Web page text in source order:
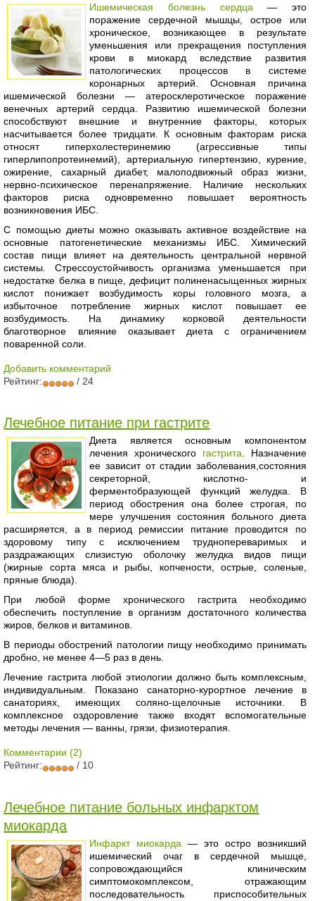
Ишемическая болезнь сердца — это
поражение сердечной мышцы, острое или
хроническое, возникающее в результате
уменьшения или прекращения поступления
крови в миокард вследствие развития
патологических процессов в системе
коронарных артерий. Основная причина
ишемической болезни — атеросклеротическое поражение
венечных артерий сердца. Развитию ишемической болезни
способствуют внешние и внутренние факторы, которых
насчитывается более тридцати. К основным факторам риска
относят гиперхолестеринемию (агрессивные типы
гиперлипопротеинемий), артериальную гипертензию, курение,
ожирение, сахарный диабет, малоподвижный образ жизни,
нервно-психическое перенапряжение. Наличие нескольких
факторов риска одновременно повышает вероятность
возникновения ИБС.
С помощью диеты можно оказывать активное воздействие на
основные патогенетические механизмы ИБС. Химический
состав пищи влияет на деятельность центральной нервной
системы. Стрессоустойчивость организма уменьшается при
недостатке белка в пище, дефицит полиненасыщенных жирных
кислот понижает возбудимость коры головного мозга, а
избыточное потребление жирных кислот повышает ее
возбудимость. На динамику корковой деятельности
благотворное влияние оказывает диета с ограничением
поваренной соли.
Добавить комментарий
Рейтинг:
/ 24
Лечебное питание при гастрите
Диета является основным компонентом
лечения хронического гастрита . Назначение
ее зависит от стадии заболевания,состояния
секреторной, кислотно- и
ферментобразующей функций желудка. В
период обострения она более строгая, по
мере улучшения состояния больного диета
расширяется, а в период ремиссии питание проводится по
здоровому типу с исключением труднопереваримых и
раздражающих слизистую оболочку желудка видов пищи
(жирные сорта мяса и рыбы, копчености, острые, соленые,
пряные блюда).
При любой форме хронического гастрита необходимо
обеспечить поступление в организм достаточного количества
жиров, белков и витаминов.
В периоды обострений патологии пищу необходимо принимать
дробно, не менее 4—5 раз в день.
Лечение гастрита любой этиологии должно быть комплексным,
индивидуальным. Показано санаторно-курортное лечение в
санаториях, имеющих соляно-щелочные источники. В
комплексное оздоровление также входят вспомогательные
методы лечения — ванны, грязи, физиотерапия.
Комментарии (2)
Рейтинг:
/ 10
Лечебное питание больных инфарктом
миокарда
Инфаркт миокарда — это остро возникший
ишемический очаг в сердечной мышце,
сопровождающийся клиническим
симптомокомплексом, отражающим
последовательность приспособительных